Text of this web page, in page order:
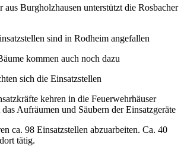
aus Burgholzhausen unterstützt die Rosbacher
sind in Rodheim angefallen
kommen auch noch dazu
sich die Einsatzstellen
kehren in die Feuerwehrhäuser
Aufräumen und Säubern der Einsatzgeräte
ca. 98 Einsatzstellen abzuarbeiten. Ca. 40
tätig.